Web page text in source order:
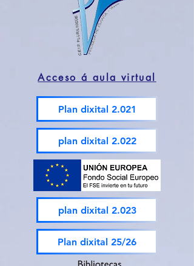
Acceso á aula virtual
Plan dixital 2.021
plan dixital 2.022
plan dixital 2.023
Plan dixital 25/26